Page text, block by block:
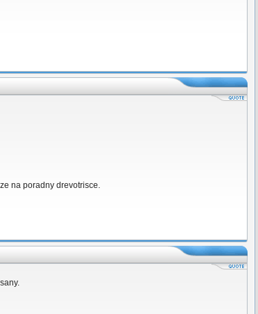
na poradny drevotrisce.